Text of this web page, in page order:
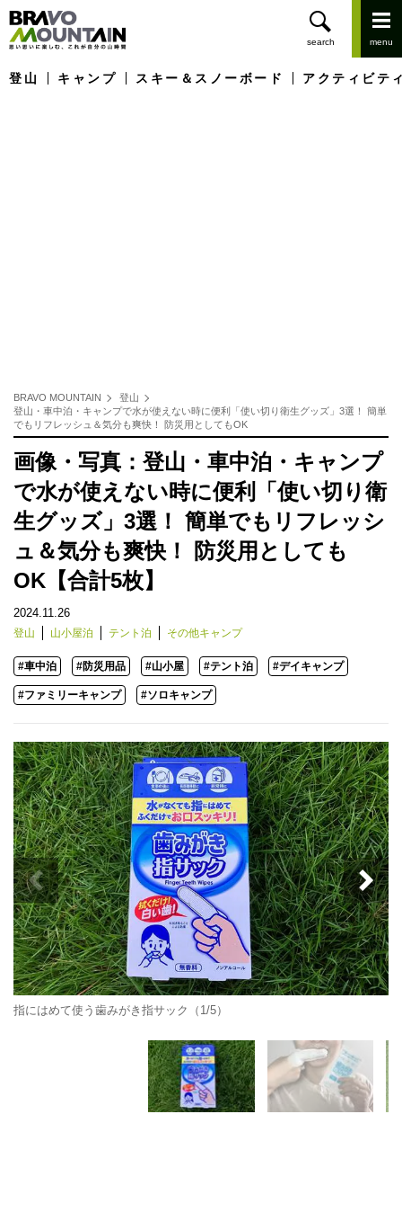
登山 キャンプ スキー＆スノーボード アクティビテ
BRAVO MOUNTAIN
登山
登山・車中泊・キャンプで水が使えない時に便利「使い切り衛生グッズ」3選！ 簡単
でもリフレッシュ＆気分も爽快！ 防災用としてもOK
画像・写真：登山・車中泊・キャンプ
で水が使えない時に便利「使い切り衛
生グッズ」3選！ 簡単でもリフレッシ
ュ＆気分も爽快！ 防災用としても
OK【合計5枚】
2024.11.26
登山 山小屋泊 テント泊 その他キャンプ
#車中泊 #防災用品 #山小屋 #テント泊 #デイキャンプ
#ファミリーキャンプ #ソロキャンプ
指にはめて使う歯みがき指サック（1/5）